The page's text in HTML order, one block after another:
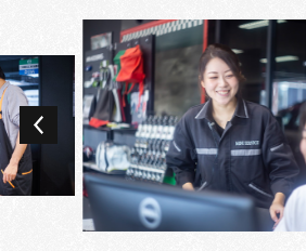
様々な車種やバラエティに富
日々接することができるため、
で、人が好き」という人には
い環境だと思います。
業務でもプレミアムなお客様
ービスが必要です。言葉遣い
いでもお手本のようなお客様
っしゃいますので、日々勉強
ています。ただし、誰にでも
とは限りません。ブランドと
人のお仕事です。フランクな
様には、節度は保ちつつ柔ら
ど、お客様に合わせた接遇を
ドバイザーに転向しました。
職者は多い職種ながら、当初
違いが大きかったですね。目
全力を注ぐテクニシャンとは
ス・アドバイザーに必要なの
きを捉えていく目です。作業
見ながら入庫スケジュールを
同時進行している複数の案件
客様に連絡を取ったりといっ
大好きなMINIのディーラーで
前から転職先を探していて、
迷わず申し込んだのが現在の
検・車検などの入庫受付や予
ス部門での電話対応を担当し
点検や車検では基本的な項目